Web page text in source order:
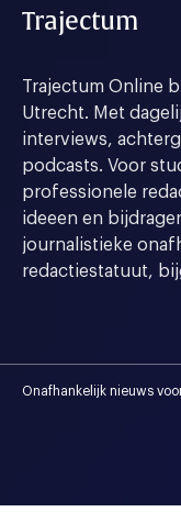
Trajectum
Trajectum Online
Utrecht. Met
interviews,
podcasts. Voor
professionele
ideeen en
journalistieke
redactiestatuut,
Onafhankelijk nieuws